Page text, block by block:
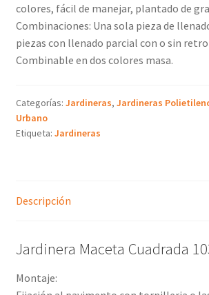
colores, fácil de manejar, plantado de
Combinaciones: Una sola pieza de
piezas con llenado parcial con o sin
Combinable en dos colores masa.
Categorías: Jardineras, Jardineras
Urbano
Etiqueta: Jardineras
Descripción
Jardinera Maceta Cuadrada
Montaje: